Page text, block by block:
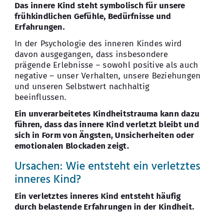
Das innere Kind steht symbolisch für unsere
frühkindlichen Gefühle, Bedürfnisse und
Erfahrungen.
In der Psychologie des inneren Kindes wird
davon ausgegangen, dass insbesondere
prägende Erlebnisse – sowohl positive als auch
negative – unser Verhalten, unsere Beziehungen
und unseren Selbstwert nachhaltig
beeinflussen.
Ein unverarbeitetes Kindheitstrauma kann dazu
führen, dass das innere Kind verletzt bleibt und
sich in Form von Ängsten, Unsicherheiten oder
emotionalen Blockaden zeigt.
Ursachen: Wie entsteht ein verletztes
inneres Kind?
Ein verletztes inneres Kind entsteht häufig
durch belastende Erfahrungen in der Kindheit.